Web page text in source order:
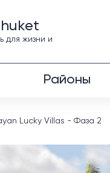
для жизни и
Районы
Lucky Villas - Фаза 2